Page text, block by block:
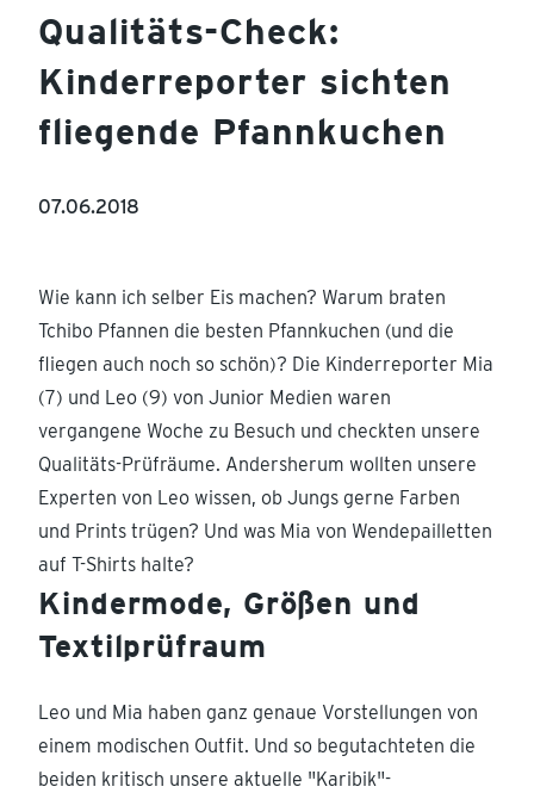
Qualitäts-Check:
Kinderreporter sichten
fliegende Pfannkuchen
07.06.2018
Wie kann ich selber Eis machen? Warum braten
Tchibo Pfannen die besten Pfannkuchen (und die
fliegen auch noch so schön)? Die Kinderreporter Mia
(7) und Leo (9) von Junior Medien waren
vergangene Woche zu Besuch und checkten unsere
Qualitäts-Prüfräume. Andersherum wollten unsere
Experten von Leo wissen, ob Jungs gerne Farben
und Prints trügen? Und was Mia von Wendepailletten
auf T-Shirts halte?
Kindermode, Größen und
Textilprüfraum
Leo und Mia haben ganz genaue Vorstellungen von
einem modischen Outfit. Und so begutachteten die
beiden kritisch unsere aktuelle "Karibik"-